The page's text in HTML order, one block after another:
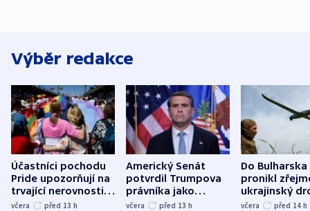
Výběr redakce
Účastníci pochodu
Pride upozorňují na
trvající nerovnosti i
společenskou
včera před 13 h
Americký Senát
potvrdil Trumpova
právníka jako
ministra
včera před 13 h
Do Bulharska
pronikl
ukrajinský
explodoval
včera před 14 h